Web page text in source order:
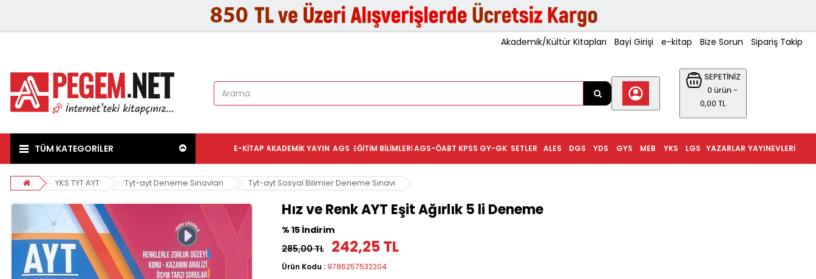
Akademik/Kültür Kitapları Bayi Girişi e-kitap Bize Sorun Sipariş Takip
SEPETİNİZ
0 ürün -
0,00 TL
TÜM KATEGORİLER YAYINEVLERI
YAZARLAR
LGS
YKS
MEB
GYS
YDS
DGS
ALES
SETLER
KPSS GY-GK
AGS-ÖABT
EĞITIM BILIMLERI
AGS
AKADEMIK YAYIN
E-KITAP
YKS TYT AYT Tyt-ayt Deneme Sınavları Tyt-ayt Sosyal Bilimler Deneme Sınavı
Hız ve Renk AYT Eşit Ağırlık 5 li Deneme
% 15 İndirim
285,00 TL
242,25 TL
Ürün Kodu : 9786257532204